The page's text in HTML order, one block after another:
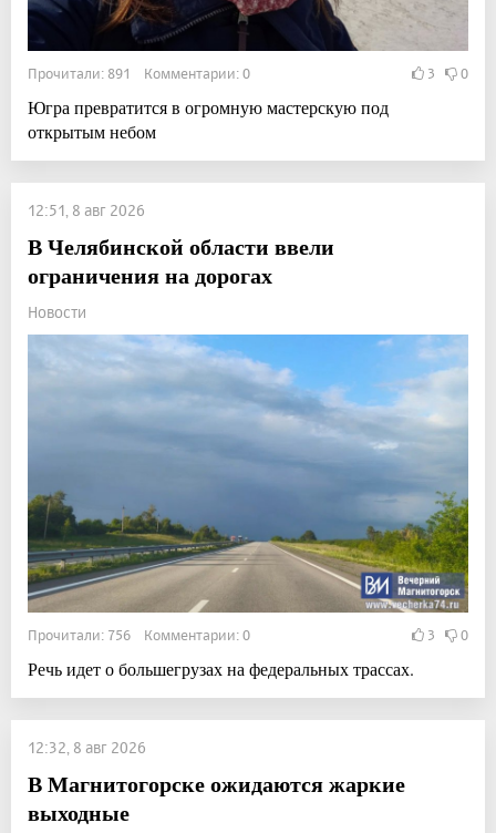
Прочитали: 891 Комментарии: 0 3 0
Югра превратится в огромную мастерскую под
открытым небом
12:51, 8 авг 2026
В Челябинской области ввели
ограничения на дорогах
Новости
Прочитали: 756 Комментарии: 0 3 0
Речь идет о большегрузах на федеральных трассах.
12:32, 8 авг 2026
В Магнитогорске ожидаются жаркие
выходные